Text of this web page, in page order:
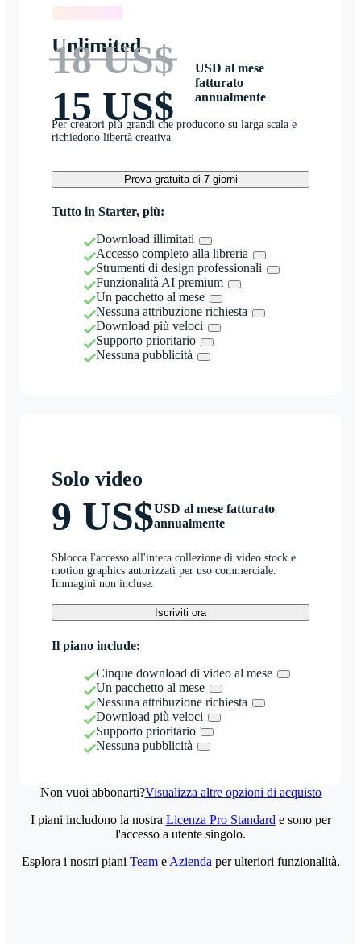
Unlimited
18 US$
15 US$
USD al mese
fatturato
annualmente
Per creatori più grandi che producono su larga scala e
richiedono libertà creativa
Prova gratuita di 7 giorni
Tutto in Starter, più:
Download illimitati
Accesso completo alla libreria
Strumenti di design professionali
Funzionalità AI premium
Un pacchetto al mese
Nessuna attribuzione richiesta
Download più veloci
Supporto prioritario
Nessuna pubblicità
Solo video
9 US$USD al mese fatturato
annualmente
Sblocca l'accesso all'intera collezione di video stock e
motion graphics autorizzati per uso commerciale.
Immagini non incluse.
Iscriviti ora
Il piano include:
Cinque download di video al mese
Un pacchetto al mese
Nessuna attribuzione richiesta
Download più veloci
Supporto prioritario
Nessuna pubblicità
Non vuoi abbonarti?Visualizza altre opzioni di acquisto
I piani includono la nostra Licenza Pro Standard e sono per
l'accesso a utente singolo.
Esplora i nostri piani Teame Azienda per ulteriori funzionalità.